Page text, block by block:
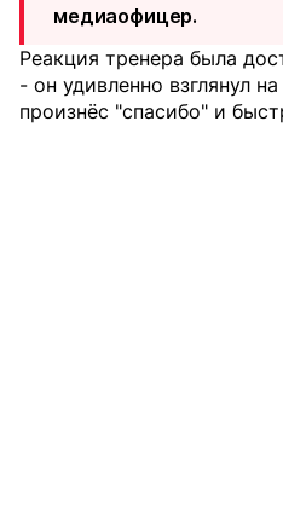
медиаофицер.
Реакция тренера была
- он удивленно взглянул
произнёс "спасибо" и